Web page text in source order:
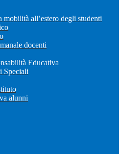
mobilità all’estero degli studenti
docenti
Educativa
Speciali
alunni